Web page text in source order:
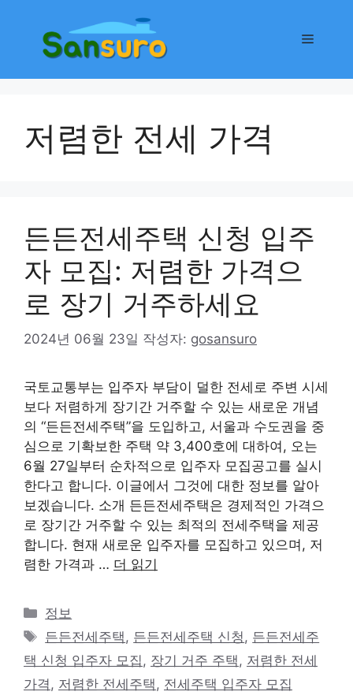
메
저렴한 전세 가격
든든전세주택 신청 입주
자 모집: 저렴한 가격으
로 장기 거주하세요
2024년 06월 23일 작성자: gosansuro
국토교통부는 입주자 부담이 덜한 전세로 주변 시세
보다 저렴하게 장기간 거주할 수 있는 새로운 개념
의 “든든전세주택”을 도입하고, 서울과 수도권을 중
심으로 기확보한 주택 약 3,400호에 대하여, 오는
6월 27일부터 순차적으로 입주자 모집공고를 실시
한다고 합니다. 이글에서 그것에 대한 정보를 알아
보겠습니다. 소개 든든전세주택은 경제적인 가격으
로 장기간 거주할 수 있는 최적의 전세주택을 제공
합니다. 현재 새로운 입주자를 모집하고 있으며, 저
렴한 가격과 … 더 읽기
카
테
리
정보
태
그
든든전세주택 , 든든전세주택 신청 , 든든전세주
택 신청 입주자 모집 , 장기 거주 주택 , 저렴한 전세
가격 , 저렴한 전세주택 , 전세주택 입주자 모집